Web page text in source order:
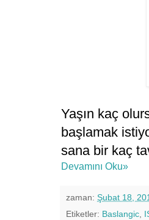
Yaşın kaç
başlamak
sana bir kaç
Devamını Oku»
zaman: Şubat 18,
Etiketler: Baslangic